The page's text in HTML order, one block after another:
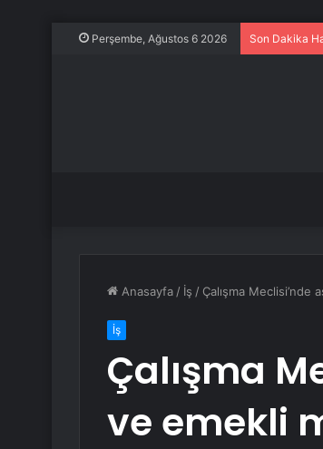
Perşembe, Ağustos 6 2026 Son Dakika
Anasayfa / İş / Çalışma
İş
Çalışma
ve emekli